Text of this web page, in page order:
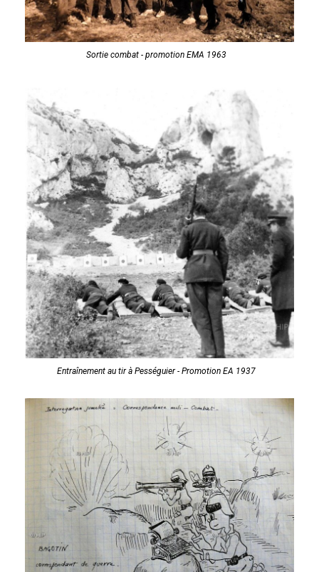
Sortie combat - promotion EMA 1963
Entraînement au tir à Pességuier - Promotion EA 1937